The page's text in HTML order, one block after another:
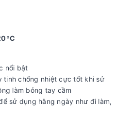
nổi bật
tinh chống nhiệt cực tốt khi sử
làm bỏng tay cầm
sử dụng hằng ngày như đi làm,